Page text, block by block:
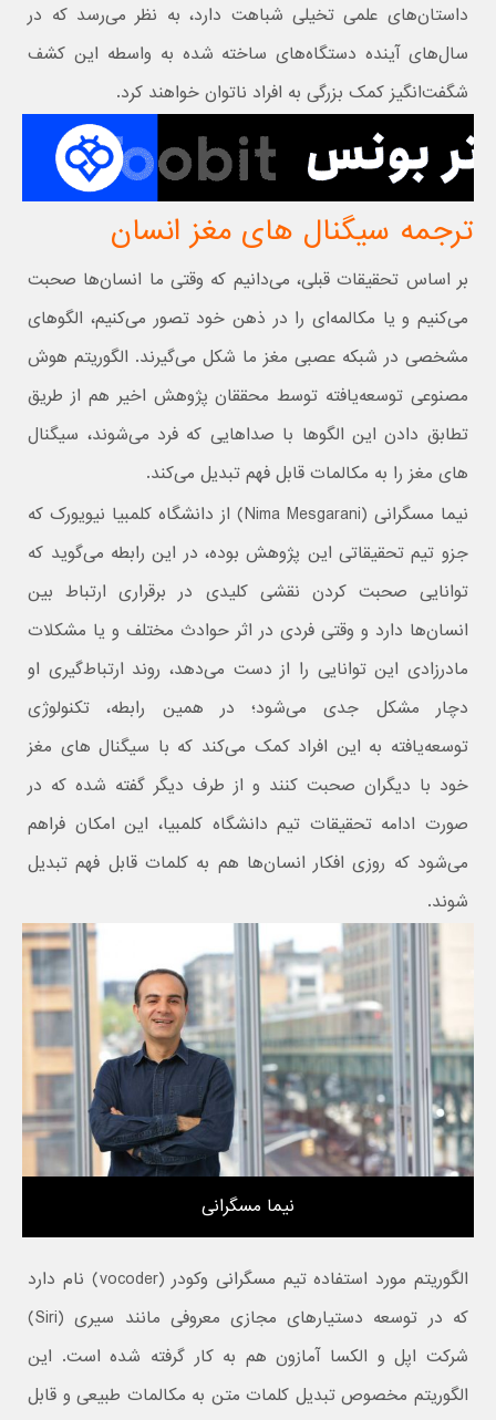
داستان‌های علمی تخیلی شباهت دارد، به نظر می‌رسد که در
سال‌های آینده دستگاه‌های ساخته شده به واسطه این کشف
شگفت‌انگیز کمک بزرگی به افراد ناتوان خواهند کرد.
ترجمه سیگنال های مغز انسان
بر اساس تحقیقات قبلی، می‌دانیم که وقتی ما انسان‌ها صحبت
می‌کنیم و یا مکالمه‌ای را در ذهن خود تصور می‌کنیم، الگوهای
مشخصی در شبکه عصبی مغز ما شکل می‌گیرند. الگوریتم هوش
مصنوعی توسعه‌یافته توسط محققان پژوهش اخیر هم از طریق
تطابق دادن این الگوها با صداهایی که فرد می‌شوند، سیگنال
های مغز را به مکالمات قابل ‌فهم تبدیل می‌کند.
نیما مسگرانی (Nima Mesgarani) از دانشگاه کلمبیا نیویورک که
جزو تیم تحقیقاتی این پژوهش بوده، در این رابطه می‌گوید که
توانایی صحبت کردن نقشی کلیدی در برقراری ارتباط بین
انسان‌ها دارد و وقتی فردی در اثر حوادث مختلف و یا مشکلات
مادرزادی این توانایی را از دست می‌دهد، روند‌ ارتباط‌گیری او
دچار مشکل جدی می‌شود؛ در همین رابطه، تکنولوژی
توسعه‌یافته به این افراد کمک می‌کند که با سیگنال های مغز
خود با دیگران صحبت کنند و از طرف دیگر گفته شده که در
صورت ادامه تحقیقات تیم دانشگاه کلمبیا، این امکان فراهم
می‌شود که روزی افکار انسان‌ها هم به کلمات قابل فهم تبدیل
شوند.
نیما مسگرانی
الگوریتم مورد استفاده تیم مسگرانی وکودر (vocoder) نام دارد
که در توسعه دستیارهای مجازی معروفی مانند سیری (Siri)
شرکت اپل و الکسا آمازون هم به کار گرفته شده است. این
الگوریتم مخصوص تبدیل کلمات متن به مکالمات طبیعی و قابل